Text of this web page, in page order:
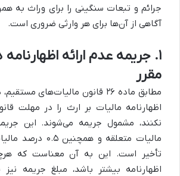
جرائم و تبعات سنگینی را برای وراث به
آگاهی از آن‌ها برای هر وارثی ضروری است.
۱. جریمه عدم ارائه
مقرر
مطابق ماده ۲۶ قانون مالیات‌های
اظهارنامه مالیات بر ارث را در مهلت
مالیات متعلقه و
تأخیر است. این به آن معناست که
اظهارنامه بیشتر باشد، مبلغ جریمه